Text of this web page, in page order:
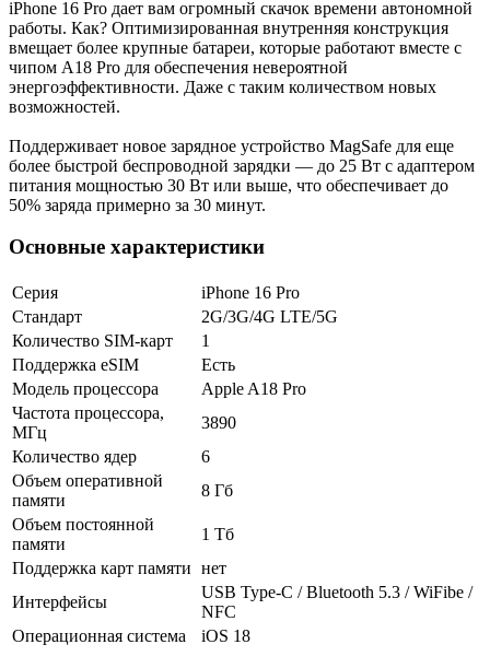
iPhone 16 Pro дает вам огромный скачок времени автономной
работы. Как? Оптимизированная внутренняя конструкция
вмещает более крупные батареи, которые работают вместе с
чипом A18 Pro для обеспечения невероятной
энергоэффективности. Даже с таким количеством новых
возможностей.
Поддерживает новое зарядное устройство MagSafe для еще
более быстрой беспроводной зарядки — до 25 Вт с адаптером
питания мощностью 30 Вт или выше, что обеспечивает до
50% заряда примерно за 30 минут.
Основные характеристики
Серия
iPhone 16 Pro
Стандарт
2G/3G/4G LTE/5G
Количество SIM-карт
1
Поддержка eSIM
Есть
Модель процессора
Apple A18 Pro
Частота процессора,
МГц
3890
Количество ядер
6
Объем оперативной
памяти
8 Гб
Объем постоянной
памяти
1 Тб
Поддержка карт памяти нет
Интерфейсы
USB Type-C / Bluetooth 5.3 / WiFibe /
NFC
Операционная система
iOS 18